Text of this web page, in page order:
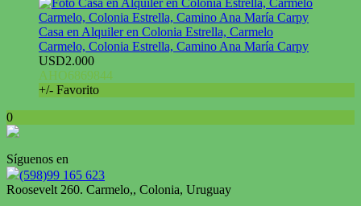
Casa en Alquiler en Colonia Estrella, Carmelo
Carmelo, Colonia Estrella, Camino Ana María Carpy
USD2.000
AHO6869844
+/- Favorito
0
Síguenos en
(598)99 165 623
Roosevelt 260. Carmelo,, Colonia, Uruguay